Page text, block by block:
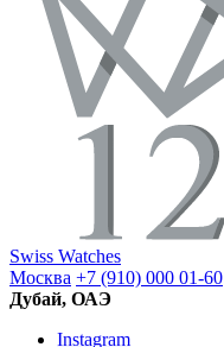
Swiss Watches
Москва +7 (910) 000 01-60
Дубай, ОАЭ
Instagram